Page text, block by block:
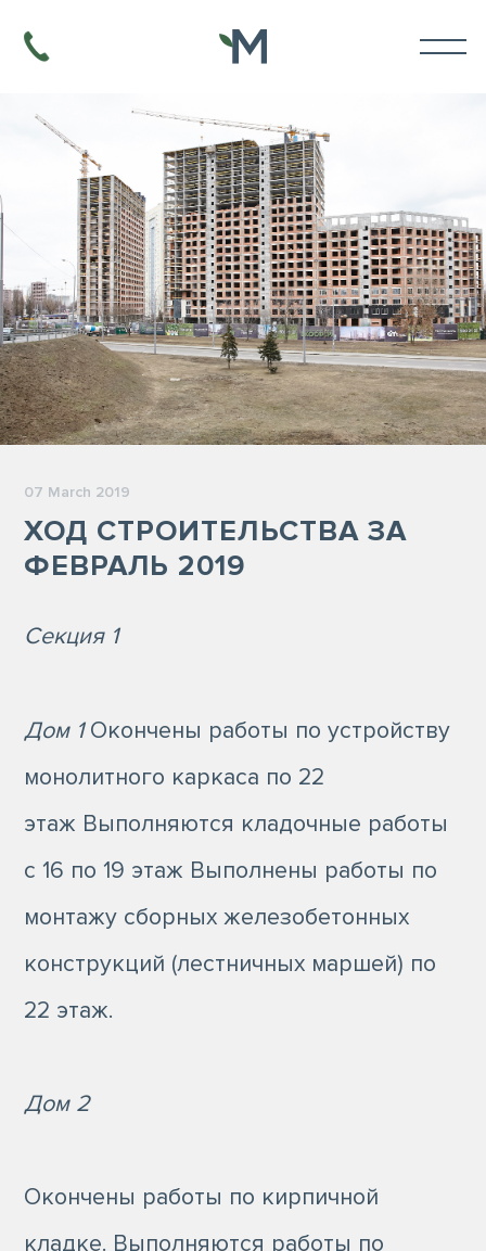
07 March 2019
ХОД СТРОИТЕЛЬСТВА ЗА
ФЕВРАЛЬ 2019
Секция 1
Дом 1Окончены работы по устройству
монолитного каркаса по 22
этаж Выполняются кладочные работы
с 16 по 19 этаж Выполнены работы по
монтажу сборных железобетонных
конструкций (лестничных маршей) по
22 этаж.
Дом 2
Окончены работы по кирпичной
кладке. Выполняются работы по